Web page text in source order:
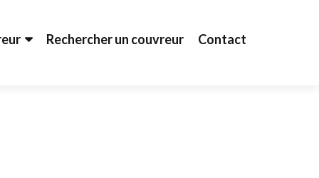
Rechercher un couvreur Contact